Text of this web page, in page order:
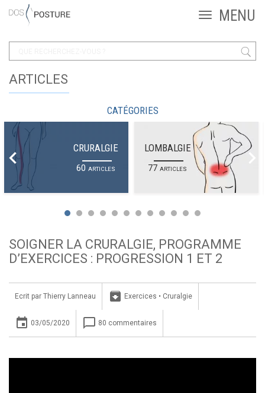
ARTICLES
CATÉGORIES
CRURALGIE
60 ARTICLES
LOMBALGIE
77ARTICLES
SOIGNER LA CRURALGIE, PROGRAMME
D’EXERCICES : PROGRESSION 1 ET 2
Ecrit par Thierry Lanneau archive Exercices • Cruralgie
insert_invitation 03/05/2020 chat_bubble_outline 80 commentaires